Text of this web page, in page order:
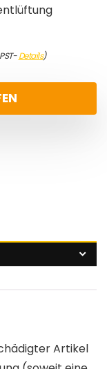
Details)
Artikel